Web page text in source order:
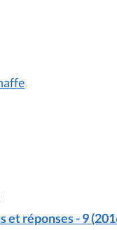
réponses - 9